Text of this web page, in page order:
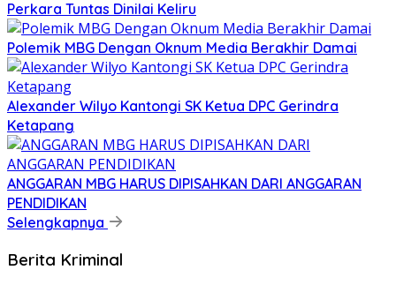
Perkara Tuntas Dinilai Keliru
Polemik MBG Dengan Oknum Media Berakhir Damai
Alexander Wilyo Kantongi SK Ketua DPC Gerindra
Ketapang
ANGGARAN MBG HARUS DIPISAHKAN DARI ANGGARAN
PENDIDIKAN
Selengkapnya
Berita Kriminal